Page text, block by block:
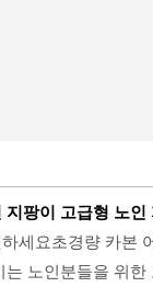
팡이 고급형 노
세요초경량 카본
노인분들을 위